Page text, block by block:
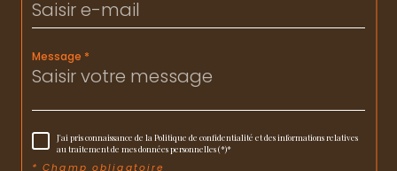
Message *
J'ai pris connaissance de la Politique de confidentialité et des informations relatives
au traitement de mes données personnelles (*)*
* Champ obligatoire